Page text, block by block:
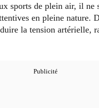
sports de plein air, il ne
en pleine nature.
la tension artérielle,